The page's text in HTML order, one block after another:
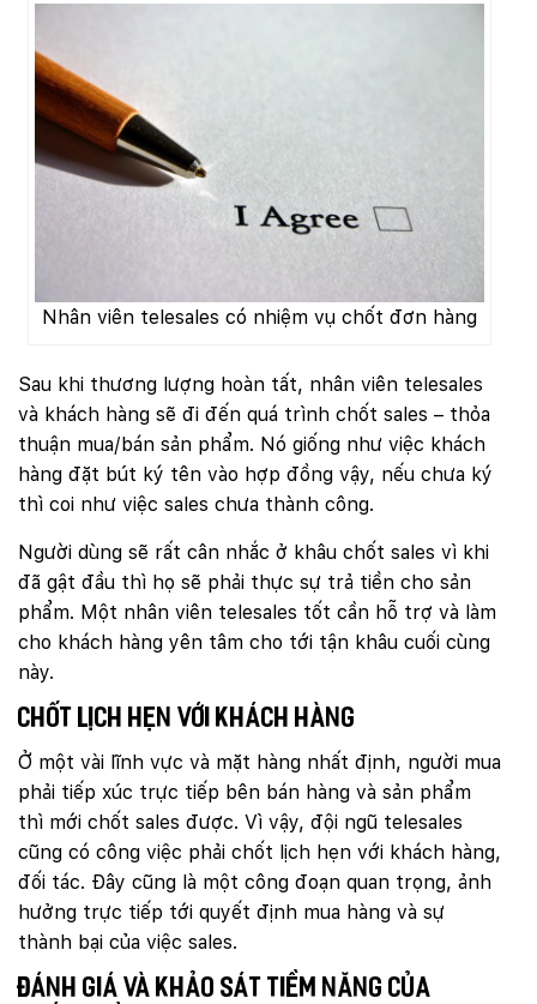
Nhân viên telesales có nhiệm vụ chốt đơn hàng
Sau khi thương lượng hoàn tất, nhân viên telesales
và khách hàng sẽ đi đến quá trình chốt sales – thỏa
thuận mua/bán sản phẩm. Nó giống như việc khách
hàng đặt bút ký tên vào hợp đồng vậy, nếu chưa ký
thì coi như việc sales chưa thành công.
Người dùng sẽ rất cân nhắc ở khâu chốt sales vì khi
đã gật đầu thì họ sẽ phải thực sự trả tiền cho sản
phẩm. Một nhân viên telesales tốt cần hỗ trợ và làm
cho khách hàng yên tâm cho tới tận khâu cuối cùng
này.
Chốt lịch hẹn với khách hàng
Ở một vài lĩnh vực và mặt hàng nhất định, người mua
phải tiếp xúc trực tiếp bên bán hàng và sản phẩm
thì mới chốt sales được. Vì vậy, đội ngũ telesales
cũng có công việc phải chốt lịch hẹn với khách hàng,
đối tác. Đây cũng là một công đoạn quan trọng, ảnh
hưởng trực tiếp tới quyết định mua hàng và sự
thành bại của việc sales.
Đánh giá và khảo sát tiềm năng của